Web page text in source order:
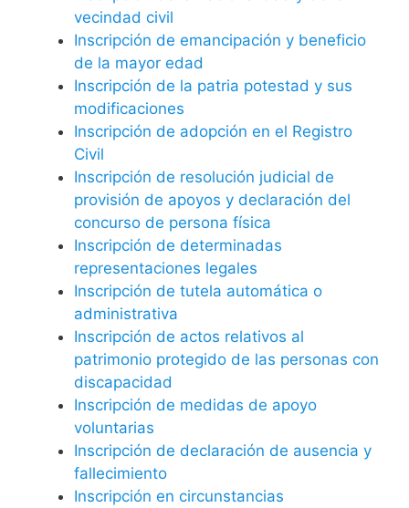
vecindad civil
Inscripción de emancipación y beneficio
de la mayor edad
Inscripción de la patria potestad y sus
modificaciones
Inscripción de adopción en el Registro
Civil
Inscripción de resolución judicial de
provisión de apoyos y declaración del
concurso de persona física
Inscripción de determinadas
representaciones legales
Inscripción de tutela automática o
administrativa
Inscripción de actos relativos al
patrimonio protegido de las personas con
discapacidad
Inscripción de medidas de apoyo
voluntarias
Inscripción de declaración de ausencia y
fallecimiento
Inscripción en circunstancias